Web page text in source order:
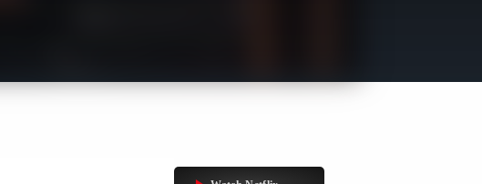
Netflixコース別料金プラン
閉じる